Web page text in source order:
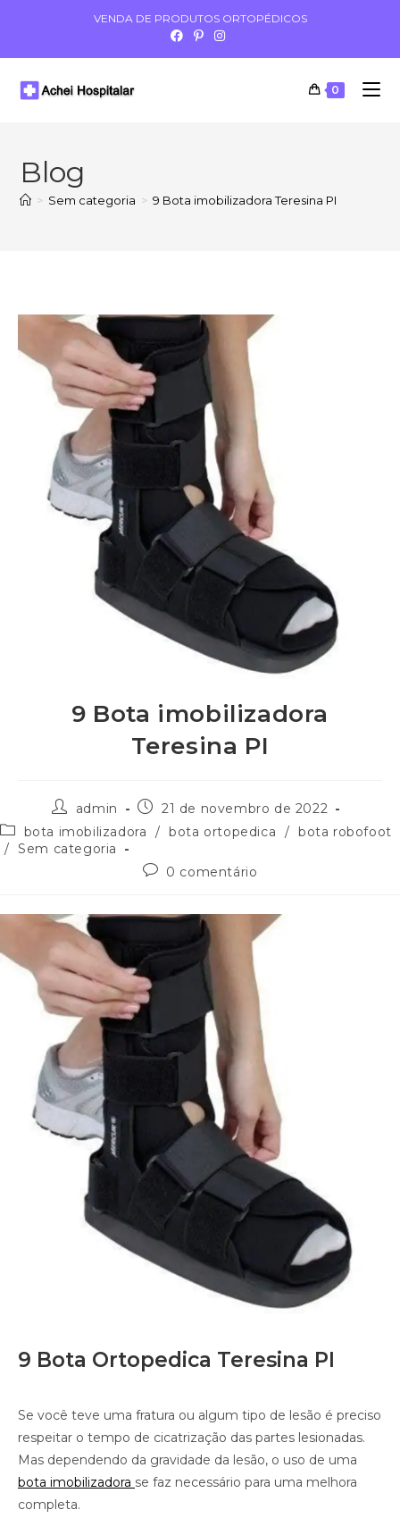
VENDA DE PRODUTOS ORTOPÉDICOS
0
Blog
> Sem categoria > 9 Bota imobilizadora Teresina PI
9 Bota imobilizadora
Teresina PI
admin
21 de novembro de 2022
bota imobilizadora
/ bota ortopedica / bota robofoot
/ Sem categoria
0 comentário
9 Bota Ortopedica Teresina PI
Se você teve uma fratura ou algum tipo de lesão é preciso
respeitar o tempo de cicatrização das partes lesionadas.
Mas dependendo da gravidade da lesão, o uso de uma
bota imobilizadora se faz necessário para uma melhora
completa.